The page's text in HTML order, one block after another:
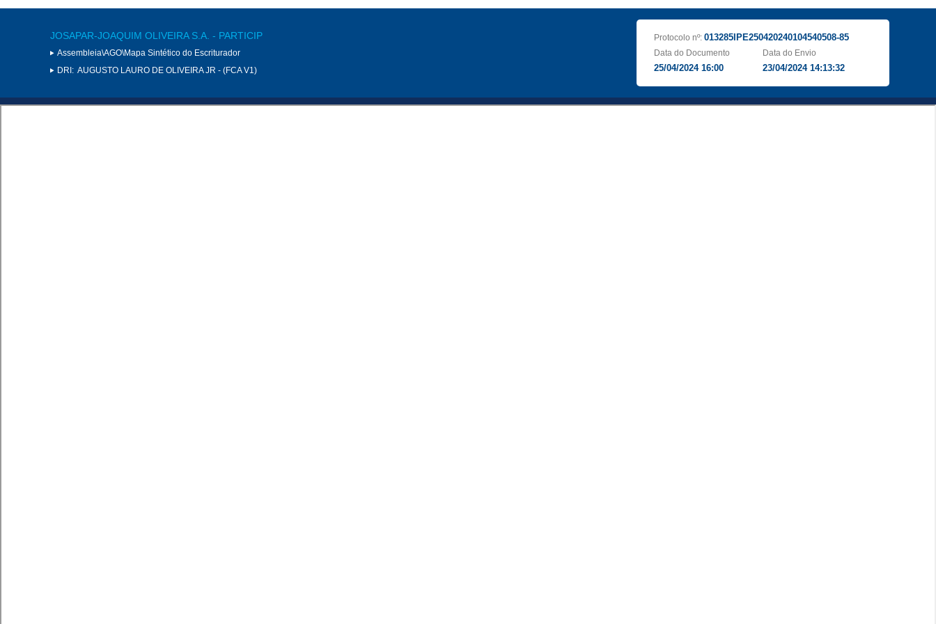
JOSAPAR-JOAQUIM OLIVEIRA S.A. - PARTICIP
Assembleia\AGO\Mapa Sintético do Escriturador
DRI: AUGUSTO LAURO DE OLIVEIRA JR - (FCA V1)
Protocolo nº: 013285IPE250420240104540508-85
Data do Documento
25/04/2024 16:00
Data do Envio
23/04/2024 14:13:32